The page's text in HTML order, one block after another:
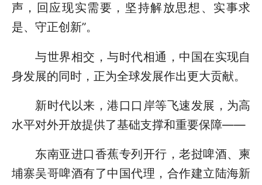
声，回应现实需要，坚持解放思想、实事求
是、守正创新”。
与世界相交，与时代相通，中国在实现自
身发展的同时，正为全球发展作出更大贡献。
新时代以来，港口口岸等飞速发展，为高
水平对外开放提供了基础支撑和重要保障——
东南亚进口香蕉专列开行，老挝啤酒、柬
埔寨吴哥啤酒有了中国代理，合作建立陆海新